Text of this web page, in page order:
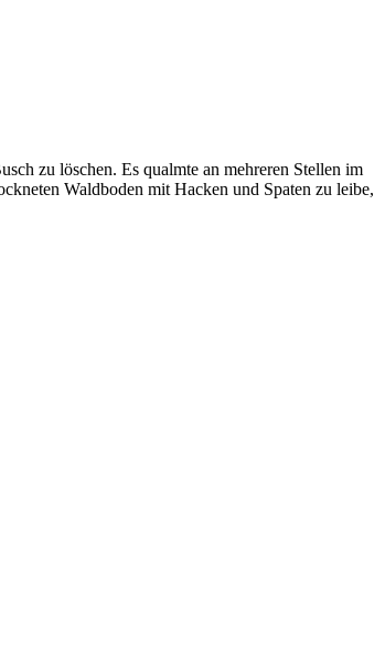
zu löschen. Es qualmte an mehreren Stellen im
Waldboden mit Hacken und Spaten zu leibe,